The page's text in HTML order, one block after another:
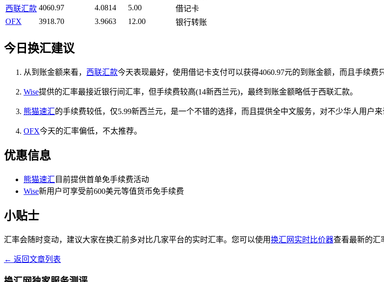
西联汇款 4060.97 4.0814 5.00
借记卡
OFX
3918.70 3.9663 12.00 银行转账
今日换汇建议
从到账金额来看， 西联汇款今天表现最好，使用借记卡支付可以获得4060.97元的到账金额，而且手续费
Wise提供的汇率最接近银行间汇率，但手续费较高(14新西兰元)，最终到账金额略低于西联汇款。
熊猫速汇的手续费较低，仅5.99新西兰元，是一个不错的选择，而且提供全中文服务，对不少华人用户来
OFX今天的汇率偏低，不太推荐。
优惠信息
熊猫速汇 目前提供首单免手续费活动
Wise新用户可享受前600美元等值货币免手续费
小贴士
汇率会随时变动，建议大家在换汇前多对比几家平台的实时汇率。您可以使用换汇网实时比价器查看最新的汇
← 返回文章列表